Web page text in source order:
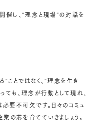
催し、“理念と現場”の対話を
”ことではなく、“理念を生き
ても、理念が行動として現れ、
要不可欠です。日々のコミュ
の芯を育てていきましょう。